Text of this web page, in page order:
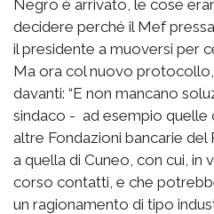
Negro è arrivato, le cose
decidere perché il Mef
il presidente a muoversi per
Ma ora col nuovo
davanti: “E non mancano
sindaco - ad esempio
altre Fondazioni bancarie del
a quella di Cuneo, con cui, in
corso contatti, e che
un ragionamento di tipo